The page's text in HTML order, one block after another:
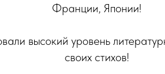
Франции, Японии!
высокий уровень
своих стихов!